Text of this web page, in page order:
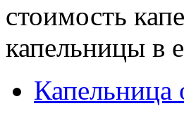
стоимость
капельницы в
Капельница